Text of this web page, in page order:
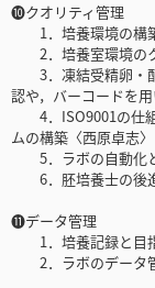
❿クオリティ管理
1．培養環境の構
2．培養室環境のク
3．凍結受精卵・
認や，バーコードを
4．ISO9001の仕組
ムの構築〈西原卓志〉
5．ラボの自動化と
6．胚培養士の後
⓫データ管理
1．培養記録と目指
2．ラボのデータ